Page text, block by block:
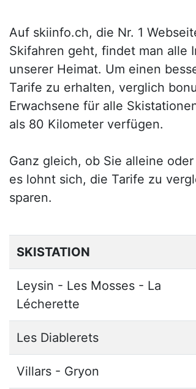
Auf skiinfo.ch, die Nr. 1
Skifahren geht, findet man alle
unserer Heimat. Um einen
Tarife zu erhalten, verglich
Erwachsene für alle
als 80 Kilometer verfügen.
Ganz gleich, ob Sie alleine
es lohnt sich, die Tarife zu
sparen.
SKISTATION
Leysin - Les Mosses - La
Lécherette
Les Diablerets
Villars - Gryon